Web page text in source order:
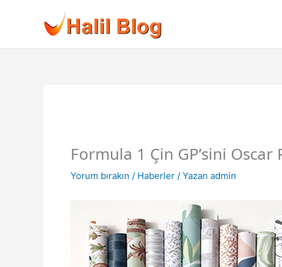
Formula 1 Çin GP’sini Oscar
Yorum bırakın / Haberler / Yazan admin